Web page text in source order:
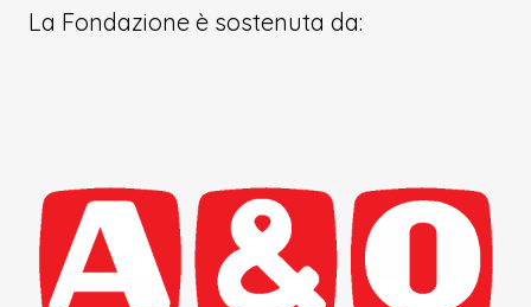
La Fondazione è sostenuta da: